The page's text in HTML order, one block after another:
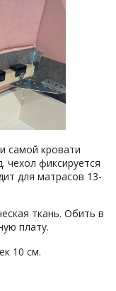
самой кровати
чехол фиксируется
для матрасов 13-
ткань. Обить в
плату.
10 см.